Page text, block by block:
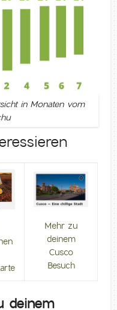
in Monaten vom
Mehr zu
deinem
Cusco
Besuch
deinem